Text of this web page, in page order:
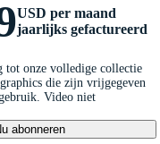
USD per maand
jaarlijks gefactureerd
tot onze volledige collectie
die zijn vrijgegeven
Video niet
abonneren